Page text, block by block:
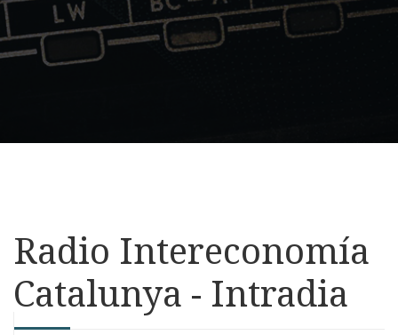
Radio Intereconomía
Catalunya - Intradia